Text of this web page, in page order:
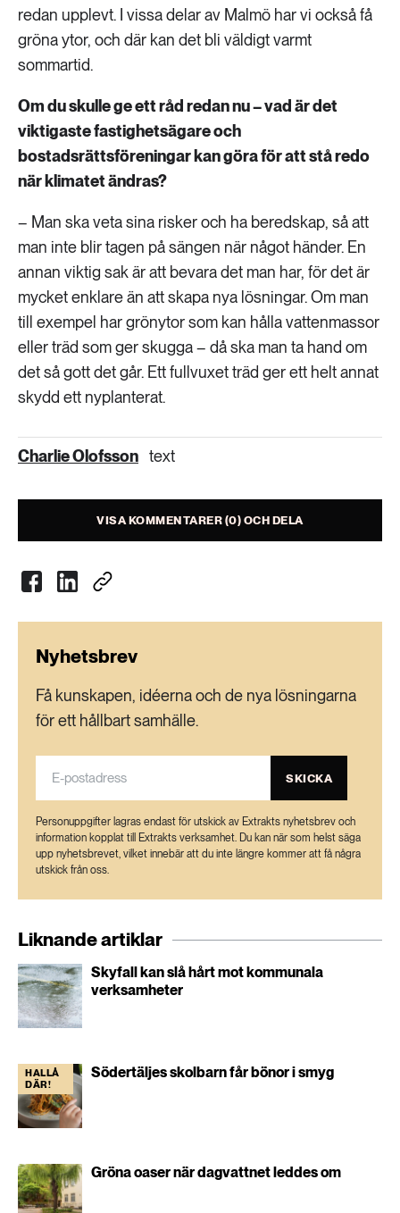
redan upplevt. I vissa delar av Malmö har vi också få
gröna ytor, och där kan det bli väldigt varmt
sommartid.
Om du skulle ge ett råd redan nu – vad är det
viktigaste fastighetsägare och
bostadsrättsföreningar kan göra för att stå redo
när klimatet ändras?
– Man ska veta sina risker och ha beredskap, så att
man inte blir tagen på sängen när något händer. En
annan viktig sak är att bevara det man har, för det är
mycket enklare än att skapa nya lösningar. Om man
till exempel har grönytor som kan hålla vattenmassor
eller träd som ger skugga – då ska man ta hand om
det så gott det går. Ett fullvuxet träd ger ett helt annat
skydd ett nyplanterat.
Charlie Olofsson text
VISA KOMMENTARER (0) OCH DELA
Nyhetsbrev
Få kunskapen, idéerna och de nya lösningarna
för ett hållbart samhälle.
SKICKA
Personuppgifter lagras endast för utskick av Extrakts nyhetsbrev och
information kopplat till Extrakts verksamhet. Du kan när som helst säga
upp nyhetsbrevet, vilket innebär att du inte längre kommer att få några
utskick från oss.
Liknande artiklar
Skyfall kan slå hårt mot kommunala
verksamheter
HALLÅ
DÄR!
Södertäljes skolbarn får bönor i smyg
Gröna oaser när dagvattnet leddes om